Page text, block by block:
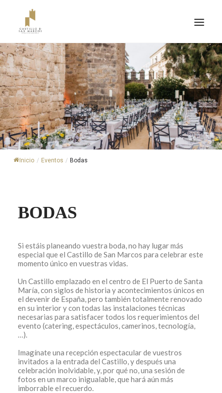
Contacto
Canal ético
Copyright: Grupo Caballero 2020
Inicio / Eventos / Bodas
BODAS
Si estáis planeando vuestra boda, no hay lugar más
especial que el Castillo de San Marcos para celebrar este
momento único en vuestras vidas.
Un Castillo emplazado en el centro de El Puerto de Santa
María, con siglos de historia y acontecimientos únicos en
el devenir de España, pero también totalmente renovado
en su interior y con todas las instalaciones técnicas
necesarias para satisfacer todos los requerimientos del
evento (catering, espectáculos, camerinos, tecnología,
…).
Imagínate una recepción espectacular de vuestros
invitados a la entrada del Castillo, y después una
celebración inolvidable, y, por qué no, una sesión de
fotos en un marco inigualable, que hará aún más
imborrable el recuerdo.